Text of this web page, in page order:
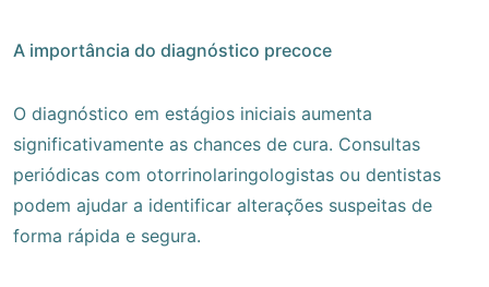
A importância do diagnóstico precoce
O diagnóstico em estágios iniciais aumenta
significativamente as chances de cura. Consultas
periódicas com otorrinolaringologistas ou dentistas
podem ajudar a identificar alterações suspeitas de
forma rápida e segura.